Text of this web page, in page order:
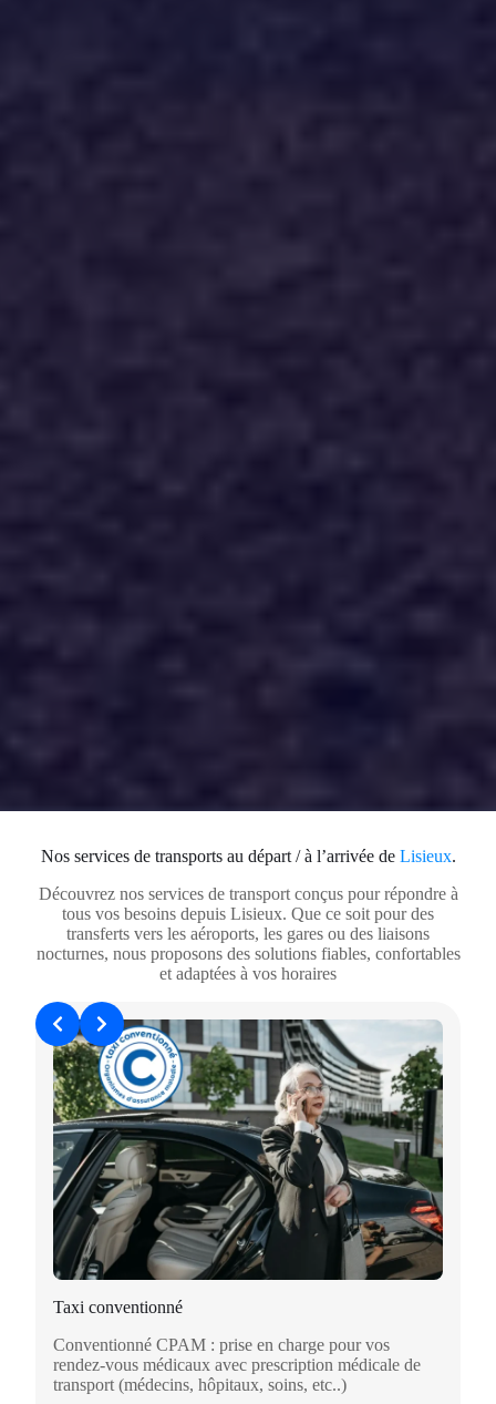
Nos services de transports au départ / à l’arrivée de Lisieux.
Découvrez nos services de transport conçus pour répondre à
tous vos besoins depuis Lisieux. Que ce soit pour des
transferts vers les aéroports, les gares ou des liaisons
nocturnes, nous proposons des solutions fiables, confortables
et adaptées à vos horaires
Taxi conventionné
Conventionné CPAM : prise en charge pour vos
rendez-vous médicaux avec prescription médicale de
transport (médecins, hôpitaux, soins, etc..)